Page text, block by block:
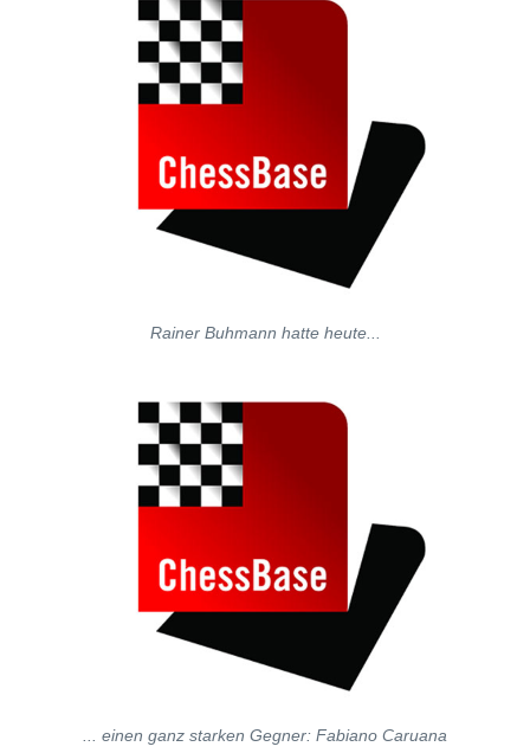
Rainer Buhmann hatte heute...
... einen ganz starken Gegner: Fabiano Caruana